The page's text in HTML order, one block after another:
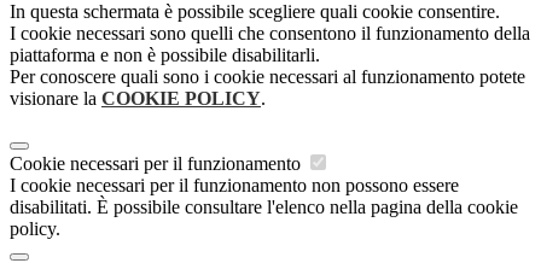
In questa schermata è possibile scegliere quali cookie consentire.
I cookie necessari sono quelli che consentono il funzionamento della
piattaforma e non è possibile disabilitarli.
Per conoscere quali sono i cookie necessari al funzionamento potete
visionare la COOKIE POLICY.
Cookie necessari per il funzionamento
I cookie necessari per il funzionamento non possono essere
disabilitati. È possibile consultare l'elenco nella pagina della cookie
policy.